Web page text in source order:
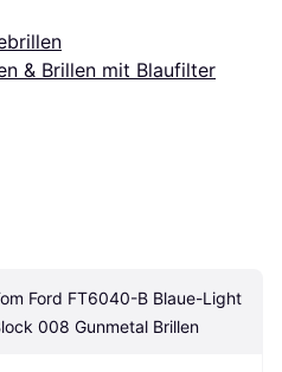
& Brillen mit Blaufilter
Ford FT6040-B Blaue-Light
008 Gunmetal Brillen